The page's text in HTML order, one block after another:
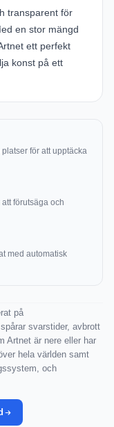
transparent för
en stor mängd
ett perfekt
konst på ett
för att upptäcka
förutsäga och
med automatisk
på
svarstider, avbrott
Artnet är nere eller har
hela världen samt
och